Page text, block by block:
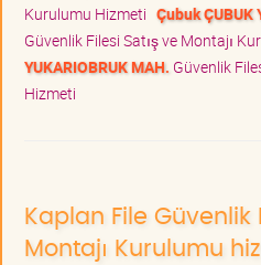
Kurulumu Hizmeti Çubuk ÇUBUK
Güvenlik Filesi Satış ve Montajı
YUKARIOBRUK MAH. Güvenlik
Hizmeti
Kaplan File Güvenlik
Montajı Kurulumu